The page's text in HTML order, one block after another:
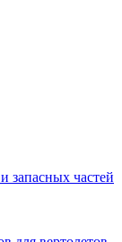
запасных частей